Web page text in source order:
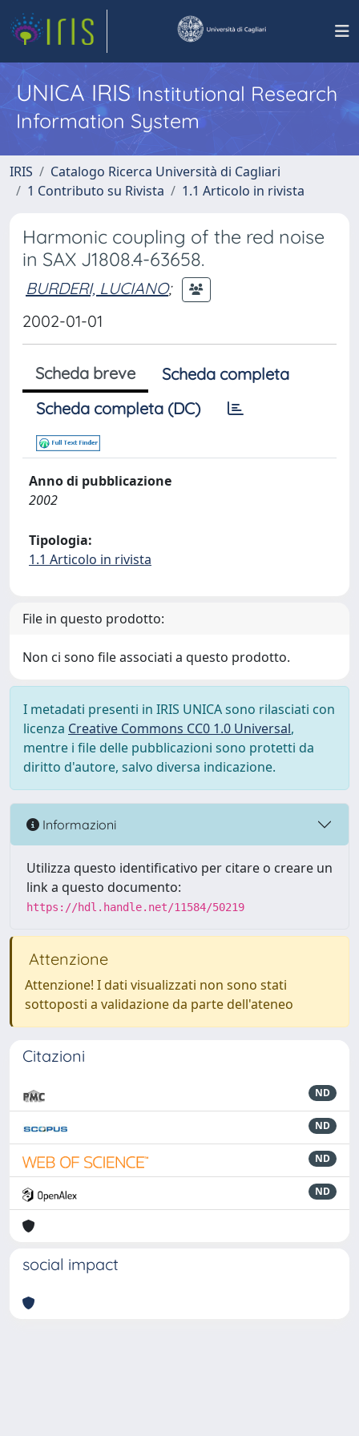
UNICA IRISInstitutional Research
Information System
IRIS
Catalogo Ricerca Università di Cagliari
1 Contributo su Rivista
1.1 Articolo in rivista
Harmonic coupling of the red noise
in SAX J1808.4-63658.
BURDERI, LUCIANO;
2002-01-01
Scheda breve
Scheda completa
Scheda completa (DC)
Anno di pubblicazione
2002
Tipologia:
1.1 Articolo in rivista
File in questo prodotto:
Non ci sono file associati a questo prodotto.
I metadati presenti in IRIS UNICA sono rilasciati con
licenza Creative Commons CC0 1.0 Universal,
mentre i file delle pubblicazioni sono protetti da
diritto d'autore, salvo diversa indicazione.
Informazioni
Utilizza questo identificativo per citare o creare un
link a questo documento:
https://hdl.handle.net/11584/50219
Attenzione
Attenzione! I dati visualizzati non sono stati
sottoposti a validazione da parte dell'ateneo
Citazioni
ND
ND
ND
ND
social impact